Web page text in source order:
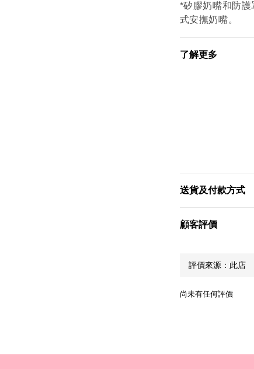
*矽膠奶嘴和防
式安撫奶嘴。
了解更多
送貨及付款方式
顧客評價
尚未有任何評價